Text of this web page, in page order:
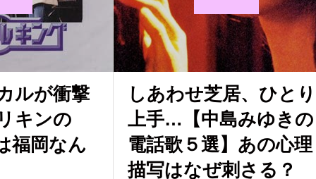
ルが衝撃
キンの
福岡なん
しあわせ芝居、ひとり
上手…【中島みゆきの
電話歌５選】あの心理
描写はなぜ刺さる？